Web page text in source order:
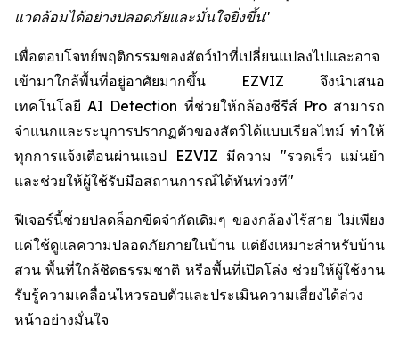
แวดล้อมได้อย่างปลอดภัยและมั่นใจยิ่งขึ้น"
เพื่อตอบโจทย์พฤติกรรมของสัตว์ป่าที่เปลี่ยนแปลงไปและอาจ
เข้ามาใกล้พื้นที่อยู่อาศัยมากขึ้น EZVIZ จึงนำเสนอ
เทคโนโลยี AI Detection ที่ช่วยให้กล้องซีรีส์ Pro สามารถ
จำแนกและระบุการปรากฏตัวของสัตว์ได้แบบเรียลไทม์ ทำให้
ทุกการแจ้งเตือนผ่านแอป EZVIZ มีความ "รวดเร็ว แม่นยำ
และช่วยให้ผู้ใช้รับมือสถานการณ์ได้ทันท่วงที"
ฟีเจอร์นี้ช่วยปลดล็อกขีดจำกัดเดิมๆ ของกล้องไร้สาย ไม่เพียง
แค่ใช้ดูแลความปลอดภัยภายในบ้าน แต่ยังเหมาะสำหรับบ้าน
สวน พื้นที่ใกล้ชิดธรรมชาติ หรือพื้นที่เปิดโล่ง ช่วยให้ผู้ใช้งาน
รับรู้ความเคลื่อนไหวรอบตัวและประเมินความเสี่ยงได้ล่วง
หน้าอย่างมั่นใจ